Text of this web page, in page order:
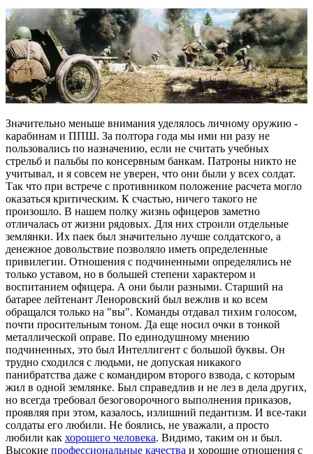
Значительно меньше внимания уделялось личному оружию -
карабинам и ППШ. За полтора года мы ими ни разу не
пользовались по назначению, если не считать учебных
стрельб и пальбы по консервным банкам. Патроны никто не
учитывал, и я совсем не уверен, что они были у всех солдат.
Так что при встрече с противником положение расчета могло
оказаться критическим. К счастью, ничего такого не
произошло. В нашем полку жизнь офицеров заметно
отличалась от жизни рядовых. Для них строили отдельные
землянки. Их паек был значительно лучше солдатского, а
денежное довольствие позволяло иметь определенные
привилегии. Отношения с подчиненными определялись не
только уставом, но в большей степени характером и
воспитанием офицера. А они были разными. Старший на
батарее лейтенант Леноровский был вежлив и ко всем
обращался только на "вы". Команды отдавал тихим голосом,
почти просительным тоном. Да еще носил очки в тонкой
металлической оправе. По единодушному мнению
подчиненных, это был Интеллигент с большой буквы. Он
трудно сходился с людьми, не допуская никакого
панибратства даже с командиром второго взвода, с которым
жил в одной землянке. Был справедлив и не лез в дела других,
но всегда требовал безоговорочного выполнения приказов,
проявляя при этом, казалось, излишний педантизм. И все-таки
солдаты его любили. Не боялись, не уважали, а просто
любили как хорошего человека. Видимо, таким он и был.
Высокие профессиональные качества и хорошие отношения с